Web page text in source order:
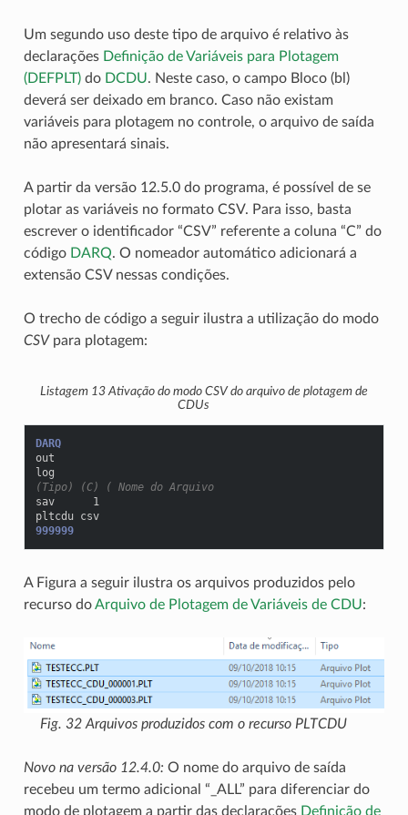
Um segundo uso deste tipo de arquivo é relativo às
declarações Definição de Variáveis para Plotagem
(DEFPLT)do DCDU. Neste caso, o campo Bloco (bl)
deverá ser deixado em branco. Caso não existam
variáveis para plotagem no controle, o arquivo de saída
não apresentará sinais.
A partir da versão 12.5.0 do programa, é possível de se
plotar as variáveis no formato CSV. Para isso, basta
escrever o identificador “CSV” referente a coluna “C” do
código DARQ. O nomeador automático adicionará a
extensão CSV nessas condições.
O trecho de código a seguir ilustra a utilização do modo
CSVpara plotagem:
Listagem 13 Ativação do modo CSVdo arquivo de plotagem de
CDUs
DARQ
out
log
(Tipo) (C) ( Nome do Arquivo
sav      1
pltcdu csv
999999
A Figura a seguir ilustra os arquivos produzidos pelo
recurso doArquivo de Plotagem de Variáveis de CDU:
Fig. 32Arquivos produzidos com o recurso PLTCDU
Novo na versão 12.4.0: O nome do arquivo de saída
recebeu um termo adicional “_ALL” para diferenciar do
modo de plotagem a partir das declarações Definição de